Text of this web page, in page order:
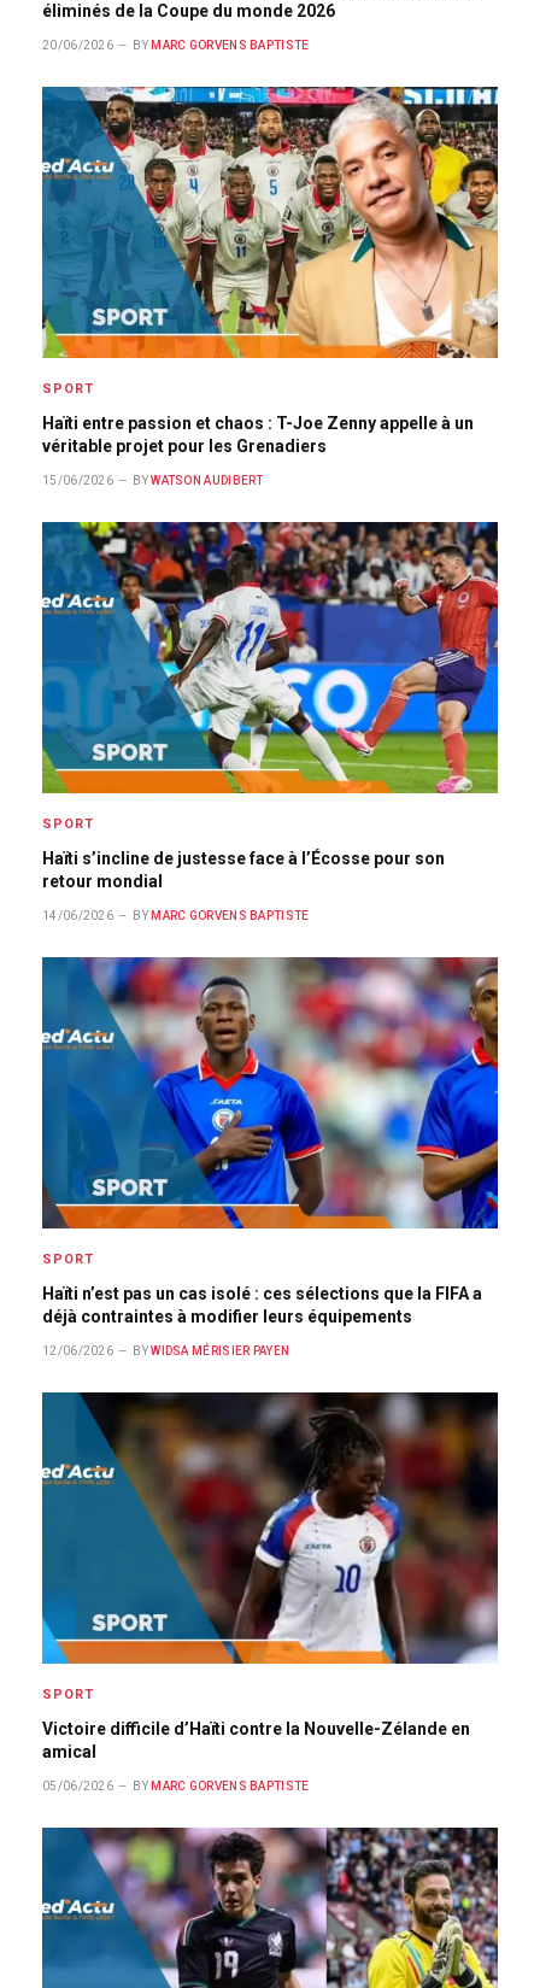
éliminés de la Coupe du monde 2026
20/06/2026 BY MARC GORVENS BAPTISTE
SPORT
Haïti entre passion et chaos : T-Joe Zenny appelle à un
véritable projet pour les Grenadiers
15/06/2026 BY WATSON AUDIBERT
SPORT
Haïti s’incline de justesse face à l’Écosse pour son
retour mondial
14/06/2026 BY MARC GORVENS BAPTISTE
SPORT
Haïti n’est pas un cas isolé : ces sélections que la FIFA a
déjà contraintes à modifier leurs équipements
12/06/2026 BY WIDSA MÉRISIER PAYEN
SPORT
Victoire difficile d’Haïti contre la Nouvelle-Zélande en
amical
05/06/2026 BY MARC GORVENS BAPTISTE